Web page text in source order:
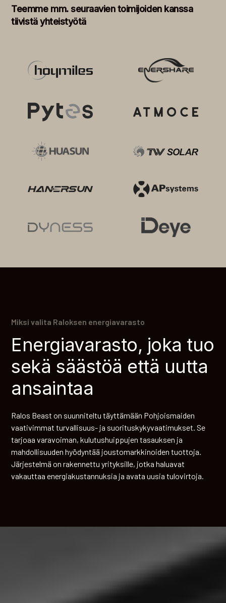
Teemme mm. seuraavien toimijoiden kanssa
tiivistä yhteistyötä
Miksi valita Raloksen energiavarasto
Energiavarasto, joka tuo
sekä säästöä että uutta
ansaintaa
Ralos Beast on suunniteltu täyttämään Pohjoismaiden
vaativimmat turvallisuus- ja suorituskykyvaatimukset. Se
tarjoaa varavoiman, kulutushuippujen tasauksen ja
mahdollisuuden hyödyntää joustomarkkinoiden tuottoja.
Järjestelmä on rakennettu yrityksille, jotka haluavat
vakauttaa energiakustannuksia ja avata uusia tulovirtoja.